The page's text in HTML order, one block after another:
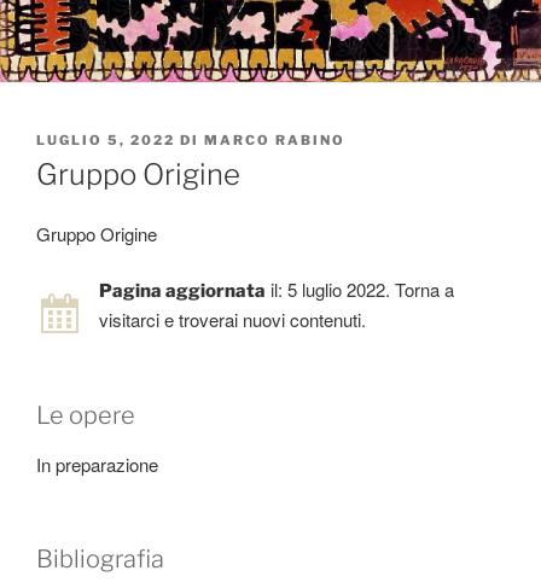
PUBBLICATO
IL
LUGLIO 5, 2022 DI MARCO RABINO
Gruppo Origine
Gruppo Origine
Pagina aggiornata il: 5 luglio 2022. Torna a
visitarci e troverai nuovi contenuti.
Le opere
In preparazione
Bibliografia